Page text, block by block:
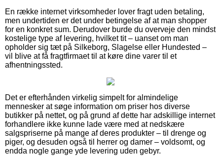
En række internet virksomheder lover fragt uden betaling,
men undertiden er det under betingelse af at man shopper
for en konkret sum. Derudover burde du overveje den mindst
kostelige type af levering, hvilket tit – uanset om man
opholder sig tæt på Silkeborg, Slagelse eller Hundested –
vil blive at få fragtfirmaet til at køre dine varer til et
afhentningssted.
Det er efterhånden virkelig simpelt for almindelige
mennesker at søge information om priser hos diverse
butikker på nettet, og på grund af dette har adskillige internet
forhandlere ikke kunne lade være med at nedskære
salgspriserne på mange af deres produkter – til drenge og
piger, og desuden også til herrer og damer – voldsomt, og
endda nogle gange yde levering uden gebyr.